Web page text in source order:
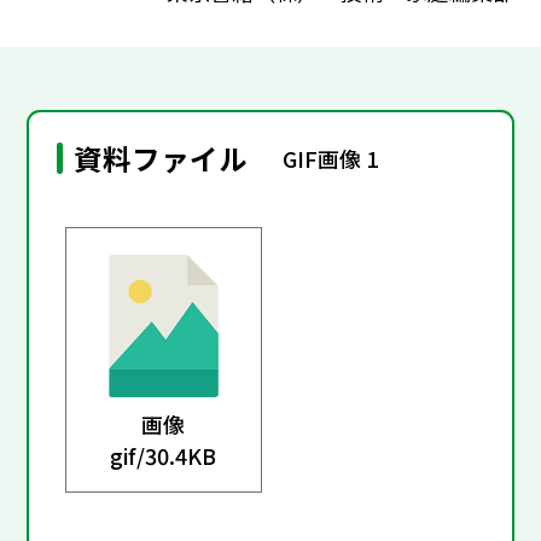
資料ファイル GIF画像 1
画像
gif/30.4KB